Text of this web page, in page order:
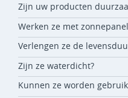
Zijn uw producten
Werken ze met
Verlengen ze de
Zijn ze waterdicht?
Kunnen ze worden